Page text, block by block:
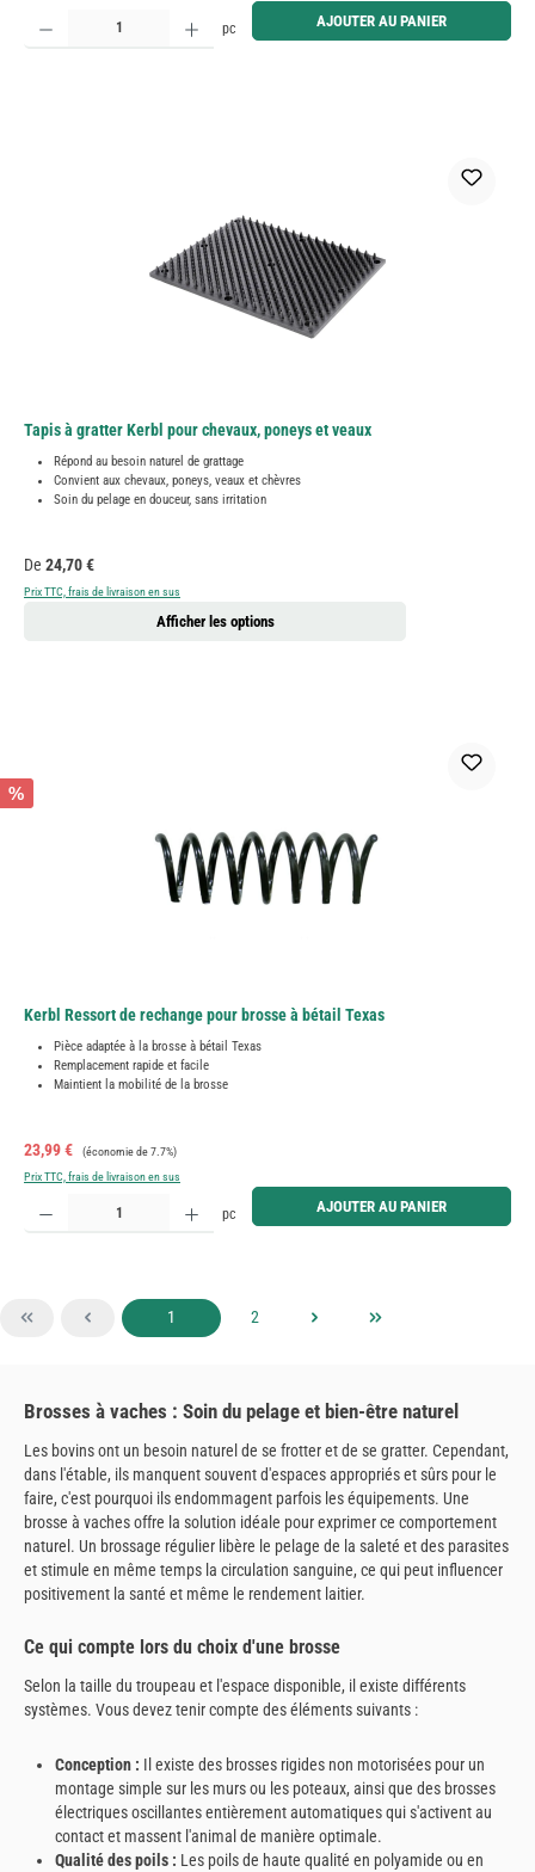
Quantité de produit : Entrez la quantité souhaitée ou utilisez les boutons pour augmenter ou
pc AJOUTER AU PANIER
Tapis à gratter Kerbl pour chevaux, poneys et veaux
Répond au besoin naturel de grattage
Convient aux chevaux, poneys, veaux et chèvres
Soin du pelage en douceur, sans irritation
Prix régulier :
De 24,70 €
Prix TTC, frais de livraison en sus
Afficher les options
%
Kerbl Ressort de rechange pour brosse à bétail Texas
Pièce adaptée à la brosse à bétail Texas
Remplacement rapide et facile
Maintient la mobilité de la brosse
Prix de vente :
23,99 € Prix régulier :
(économie de 7.7%)
Prix TTC, frais de livraison en sus
Quantité de produit : Entrez la quantité souhaitée ou utilisez les boutons pour augmenter ou
pc AJOUTER AU PANIER
Page
1 Page
2
Brosses à vaches : Soin du pelage et bien-être naturel
Les bovins ont un besoin naturel de se frotter et de se gratter. Cependant,
dans l'étable, ils manquent souvent d'espaces appropriés et sûrs pour le
faire, c'est pourquoi ils endommagent parfois les équipements. Une
brosse à vaches offre la solution idéale pour exprimer ce comportement
naturel. Un brossage régulier libère le pelage de la saleté et des parasites
et stimule en même temps la circulation sanguine, ce qui peut influencer
positivement la santé et même le rendement laitier.
Ce qui compte lors du choix d'une brosse
Selon la taille du troupeau et l'espace disponible, il existe différents
systèmes. Vous devez tenir compte des éléments suivants :
Conception : Il existe des brosses rigides non motorisées pour un
montage simple sur les murs ou les poteaux, ainsi que des brosses
électriques oscillantes entièrement automatiques qui s'activent au
contact et massent l'animal de manière optimale.
Qualité des poils : Les poils de haute qualité en polyamide ou en